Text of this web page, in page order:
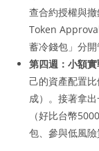
查合約授權與
Token
蓄冷錢包」分開
第四週：小額
己的資產配置
成）。接著拿
（好比台幣
包、參與低風險